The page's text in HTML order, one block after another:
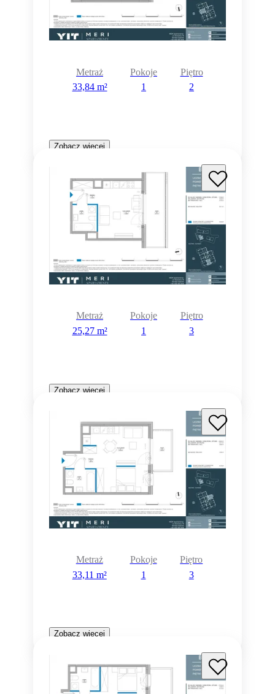
Metraż
33,84 m²
Pokoje
1
Piętro
2
Zobacz więcej
Metraż
25,27 m²
Pokoje
1
Piętro
3
Zobacz więcej
Metraż
33,11 m²
Pokoje
1
Piętro
3
Zobacz więcej